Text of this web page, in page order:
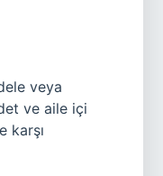
veya
ve aile içi
karşı